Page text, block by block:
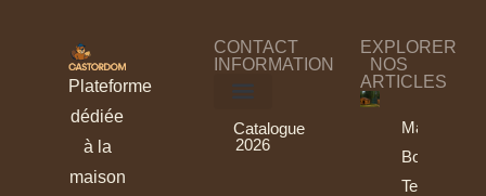
Plateforme
dédiée
à la
maison
CONTACT
INFORMATION
Catalogue
2026
EXPLORER
NOS
ARTICLES
Maisons
Bois :
Tendances